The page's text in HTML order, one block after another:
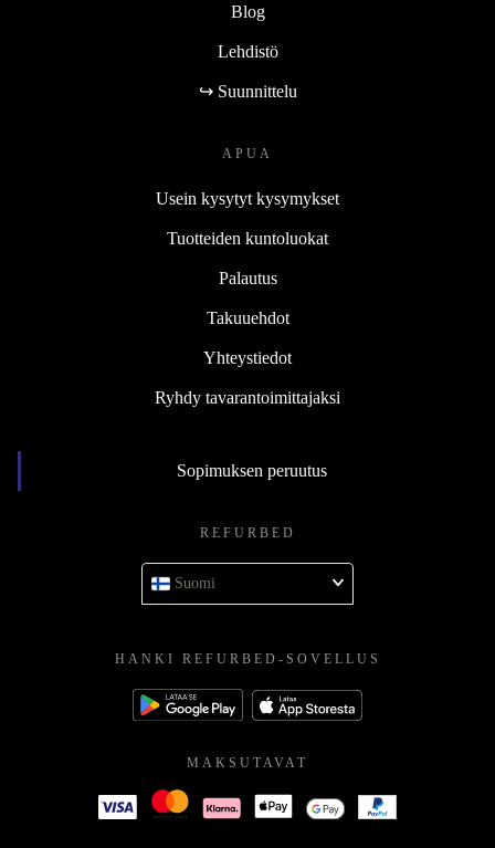
Blog
Lehdistö
↪ Suunnittelu
APUA
Usein kysytyt kysymykset
Tuotteiden kuntoluokat
Palautus
Takuuehdot
Yhteystiedot
Ryhdy tavarantoimittajaksi
Sopimuksen peruutus
REFURBED
Suomi
HANKI REFURBED-SOVELLUS
MAKSUTAVAT